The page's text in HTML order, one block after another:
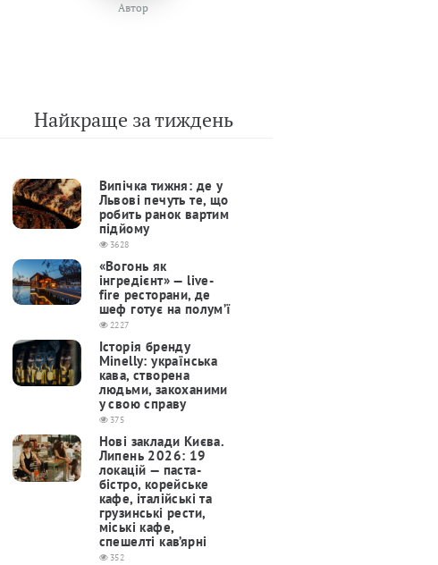
Автор
Найкраще за тиждень
Випічка тижня: де у
Львові печуть те, що
робить ранок вартим
підйому
3628
«Вогонь як
інгредієнт» — live-
fire ресторани, де
шеф готує на полум’ї
2227
Історія бренду
Minelly: українська
кава, створена
людьми, закоханими
у свою справу
375
Нові заклади Києва.
Липень 2026: 19
локацій — паста-
бістро, корейське
кафе, італійські та
грузинські рести,
міські кафе,
спешелті кав’ярні
352